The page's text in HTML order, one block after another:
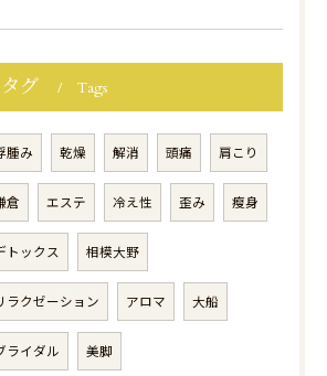
タグ Tags
腫み 乾燥 解消 頭痛 肩こり
倉 エステ 冷え性 歪み 瘦身
トックス 相模大野
ラクゼーション アロマ 大船
ライダル 美脚